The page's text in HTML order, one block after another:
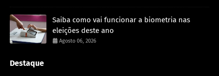
Saiba como vai funcionar a biometria nas
eleições deste ano
Agosto 06, 2026
Destaque